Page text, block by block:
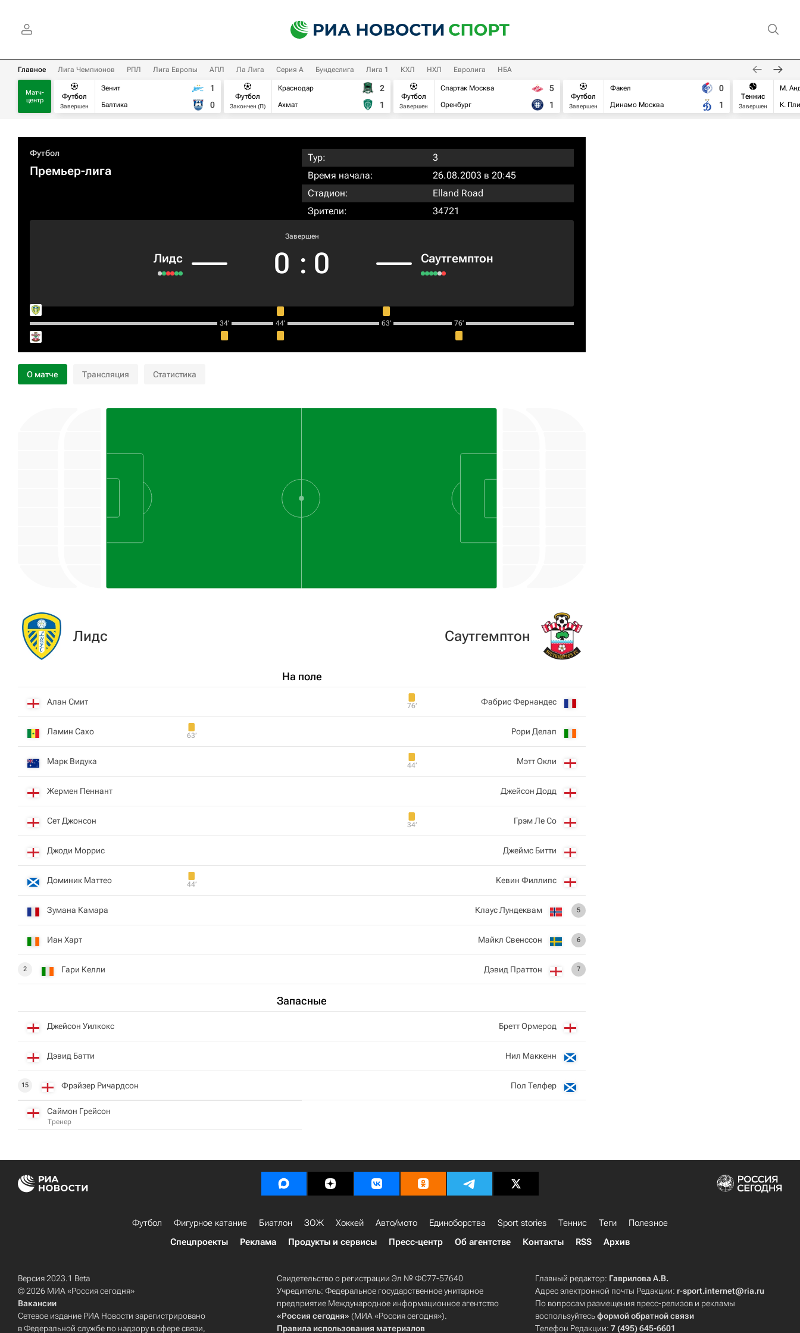
Главное Лига Чемпионов РПЛ Лига Европы АПЛ Ла Лига Серия А Бундеслига Лига 1 КХЛ НХЛ Евролига НБА
Матч-
центр
Футбол
Завершен
Зенит
Балтика
1
0
Футбол
Закончен (П)
Краснодар
Ахмат
2
1
Футбол
Завершен
Спартак Москва
Оренбург
5
1
Футбол
Завершен
Факел
Динамо Москва
0
1
Теннис
Завершен
М.
К.
Футбол
Премьер-лига
Тур:
3
Время начала:
26.08.2003 в 20:45
Стадион:
Elland Road
Зрители:
34721
Лидс
Завершен
0 : 0 Саутгемптон
34‎’‎ 44‎’‎ 63‎’‎ 76‎’‎
О матче Трансляция Статистика
Лидс
На поле
Алан Смит
Ламин Сахо 63‎’‎
Марк Видука
Жермен Пеннант
Сет Джонсон
Джоди Моррис
Доминик Маттео 44‎’‎
Зумана Камара
Иан Харт
2 Гари Келли
Запасные
Джейсон Уилкокс
Дэвид Батти
15 Фрэйзер Ричардсон
Саймон Грейсон
Тренер
Саутгемптон
Фабрис Фернандес
76‎’‎
Рори Делап
Мэтт Окли
44‎’‎
Джейсон Додд
Грэм Ле Со
34‎’‎
Джеймс Битти
Кевин Филлипс
5
Клаус Лундеквам
6
Майкл Свенссон
7
Дэвид Праттон
Бретт Ормерод
Нил Маккенн
Пол Телфер
Футбол Фигурное катание Биатлон ЗОЖ Хоккей Авто/мото Единоборства Sport stories Теннис Теги
Полезное
Спецпроекты
Реклама Продукты и сервисы Пресс-центр Об агентстве Контакты RSS Архив
Версия 2023.1 Beta
© 2026 МИА «Россия сегодня»
Вакансии
Сетевое издание РИА Новости зарегистрировано
в Федеральной службе по надзору в сфере связи,
Свидетельство о регистрации Эл № ФС77-57640
Учредитель: Федеральное государственное унитарное
предприятие Международное информационное агентство
«Россия сегодня» (МИА «Россия сегодня»).
Правила использования материалов
Главный редактор: Гаврилова А.В.
Адрес электронной почты Редакции: r-sport.internet@ria.ru
По вопросам размещения пресс-релизов и рекламы
воспользуйтесьформой обратной связи
Телефон Редакции:7 (495) 645-6601